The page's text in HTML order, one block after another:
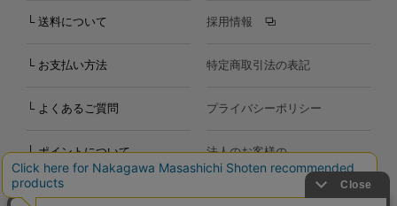
└ 送料について
└ お支払い方法
└ よくあるご質問
└ ポイントについて
個人のお客様の
採用情報
特定商取引法の表記
プライバシーポリシー
法人のお客様の
お問い合わせ